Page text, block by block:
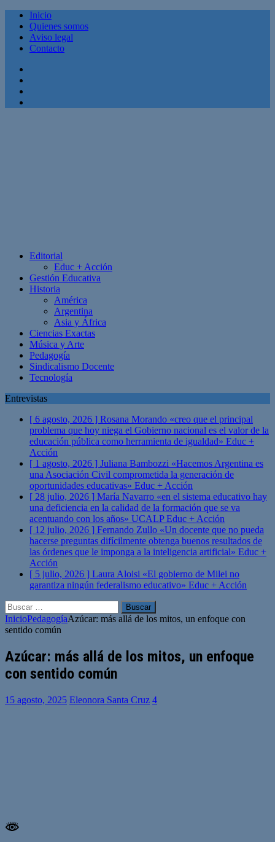
Inicio
Quienes somos
Aviso legal
Contacto
Editorial
Educ + Acción
Gestión Educativa
Historia
América
Argentina
Asia y África
Ciencias Exactas
Música y Arte
Pedagogía
Sindicalismo Docente
Tecnología
Entrevistas
[ 6 agosto, 2026 ] Rosana Morando «creo que el principal
problema que hoy niega el Gobierno nacional es el valor de la
educación pública como herramienta de igualdad» Educ +
Acción
[ 1 agosto, 2026 ] Juliana Bambozzi «Hacemos Argentina es
una Asociación Civil comprometida la generación de
oportunidades educativas» Educ + Acción
[ 28 julio, 2026 ] María Navarro «en el sistema educativo hay
una deficiencia en la calidad de la formación que se va
acentuando con los años» UCALPEduc + Acción
[ 12 julio, 2026 ] Fernando Zullo «Un docente que no pueda
hacerse preguntas difícilmente obtenga buenos resultados de
las órdenes que le imponga a la inteligencia artificial» Educ +
Acción
[ 5 julio, 2026 ] Laura Aloisi «El gobierno de Milei no
garantiza ningún federalismo educativo» Educ + Acción
Buscar:
InicioPedagogíaAzúcar: más allá de los mitos, un enfoque con
sentido común
Azúcar: más allá de los mitos, un enfoque
con sentido común
15 agosto, 2025 Eleonora Santa Cruz 4